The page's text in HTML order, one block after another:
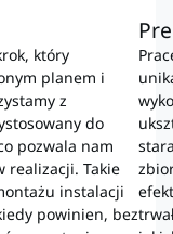
który
planem i
z
do
pozwala nam
realizacji. Takie
instalacji
powinien, bez